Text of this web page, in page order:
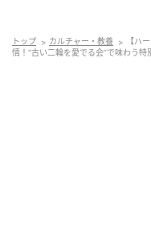
いみたいです。
トップ カルチャー・教養
【ハ
情！“古い二輪を愛でる会”で味わう特